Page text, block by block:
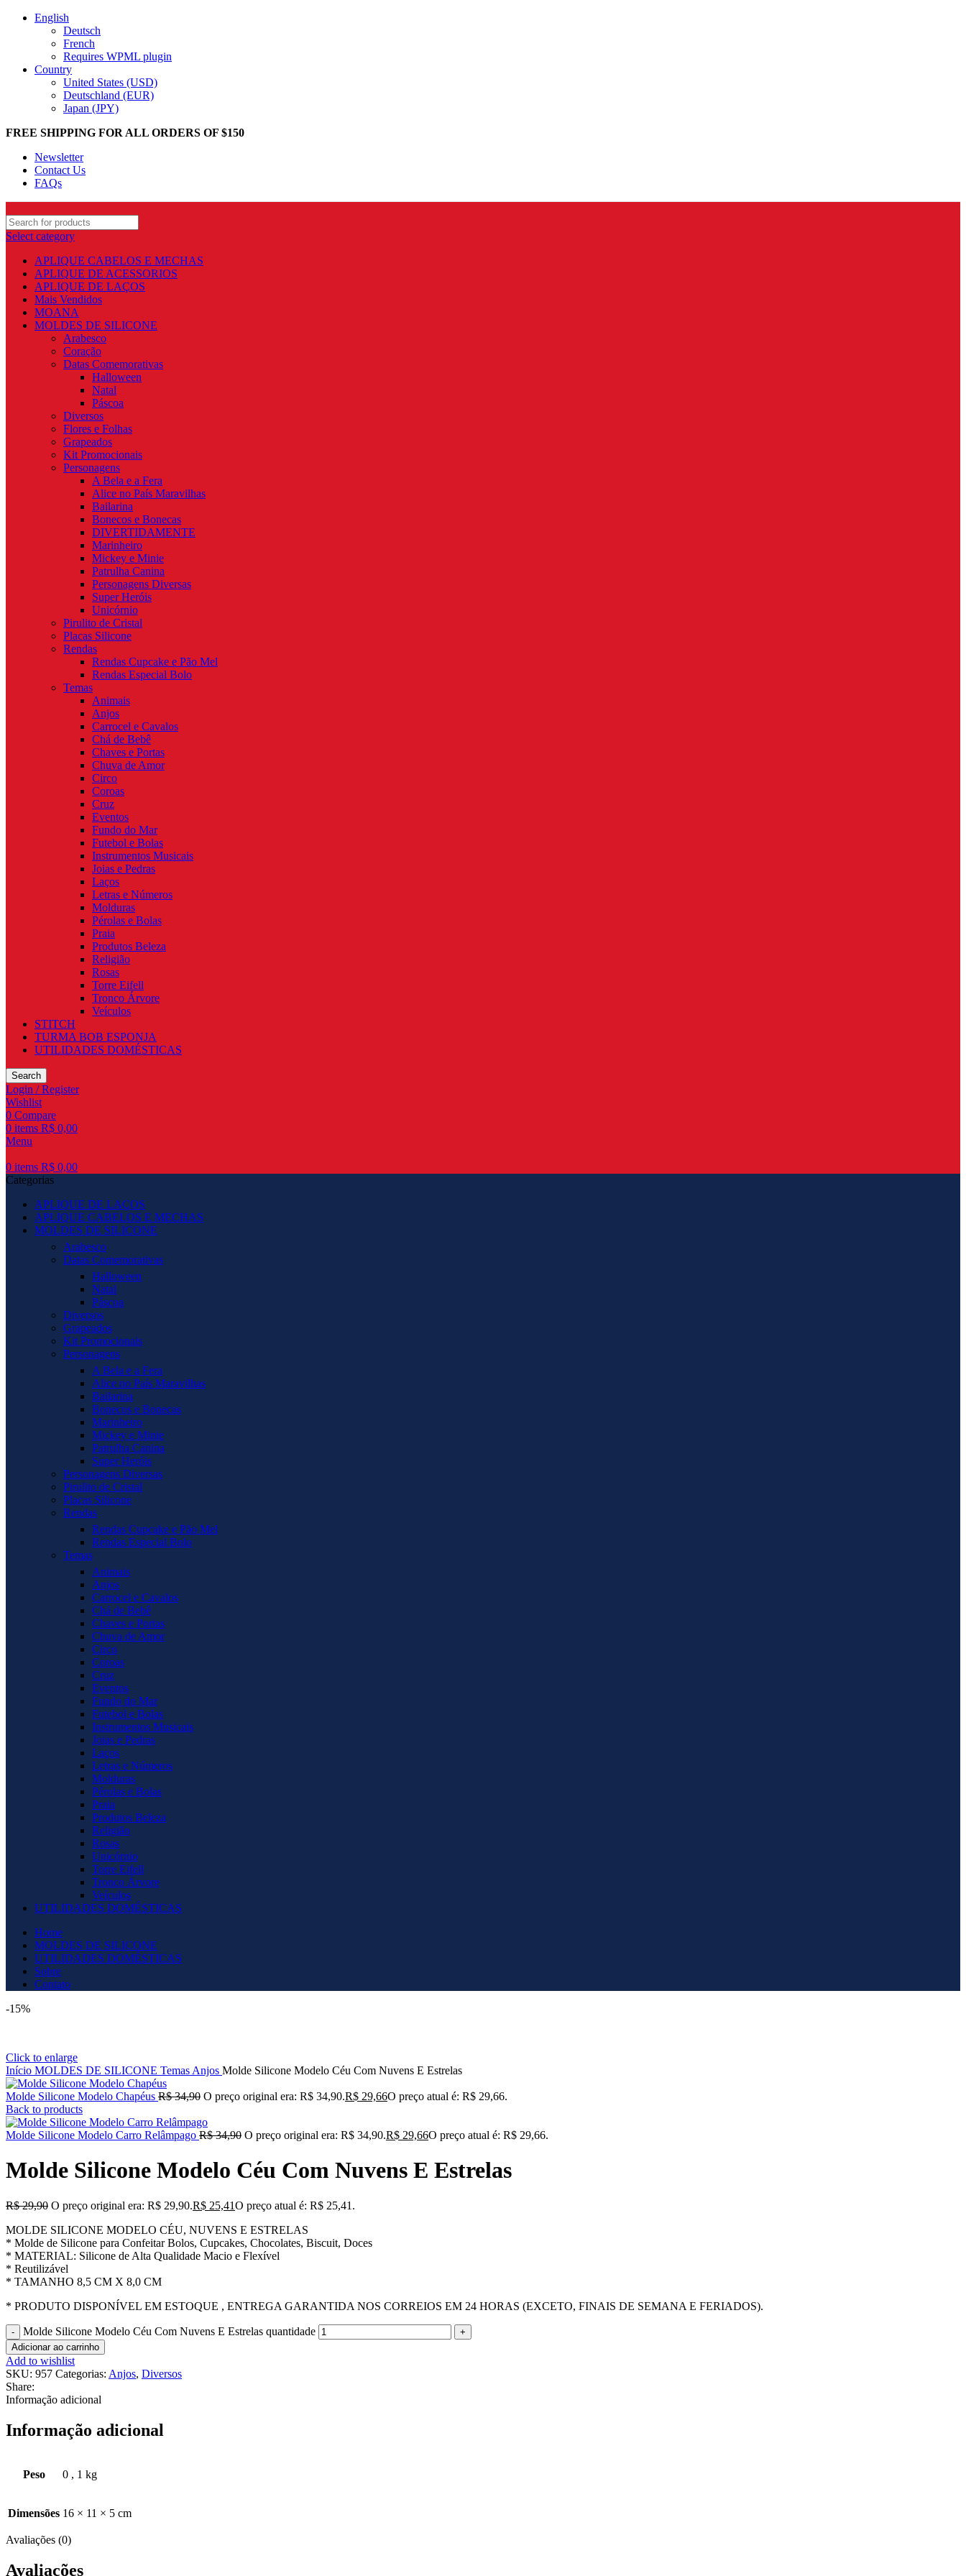
English
Deutsch
French
Requires WPML plugin
Country
United States (USD)
Deutschland (EUR)
Japan (JPY)
FREE SHIPPING FOR ALL ORDERS OF $150
Newsletter
Contact Us
FAQs
Select category
APLIQUE CABELOS E MECHAS
APLIQUE DE ACESSORIOS
APLIQUE DE LAÇOS
Mais Vendidos
MOANA
MOLDES DE SILICONE
Arabesco
Coração
Datas Comemorativas
Halloween
Natal
Páscoa
Diversos
Flores e Folhas
Grapeados
Kit Promocionais
Personagens
A Bela e a Fera
Alice no País Maravilhas
Bailarina
Bonecos e Bonecas
DIVERTIDAMENTE
Marinheiro
Mickey e Minie
Patrulha Canina
Personagens Diversas
Super Heróis
Unicórnio
Pirulito de Cristal
Placas Silicone
Rendas
Rendas Cupcake e Pão Mel
Rendas Especial Bolo
Temas
Animais
Anjos
Carrocel e Cavalos
Chá de Bebê
Chaves e Portas
Chuva de Amor
Circo
Coroas
Cruz
Eventos
Fundo do Mar
Futebol e Bolas
Instrumentos Musicais
Joias e Pedras
Laços
Letras e Números
Molduras
Pérolas e Bolas
Praia
Produtos Beleza
Religião
Rosas
Torre Eifell
Tronco Árvore
Veículos
STITCH
TURMA BOB ESPONJA
UTILIDADES DOMÉSTICAS
Search
Login / Register
Wishlist
0 Compare
0 items R$ 0,00
Menu
0 items R$ 0,00
Categorias
APLIQUE DE LAÇOS
APLIQUE CABELOS E MECHAS
MOLDES DE SILICONE
Arabesco
Datas Comemorativas
Halloween
Natal
Páscoa
Diversos
Grapeados
Kit Promocionais
Personagens
A Bela e a Fera
Alice no País Maravilhas
Bailarina
Bonecos e Bonecas
Marinheiro
Mickey e Minie
Patrulha Canina
Super Heróis
Personagens Diversas
Pirulito de Cristal
Placas Silicone
Rendas
Rendas Cupcake e Pão Mel
Rendas Especial Bolo
Temas
Animais
Anjos
Carrocel e Cavalos
Chá de Bebê
Chaves e Portas
Chuva de Amor
Circo
Coroas
Cruz
Eventos
Fundo do Mar
Futebol e Bolas
Instrumentos Musicais
Joias e Pedras
Laços
Letras e Números
Molduras
Pérolas e Bolas
Praia
Produtos Beleza
Religião
Rosas
Unicórnio
Torre Eifell
Tronco Árvore
Veículos
UTILIDADES DOMÉSTICAS
Home
MOLDES DE SILICONE
UTILIDADES DOMÉSTICAS
Sobre
Contato
-15%
Click to enlarge
Início MOLDES DE SILICONE Temas Anjos Molde Silicone Modelo Céu Com Nuvens E Estrelas
Molde Silicone Modelo Chapéus R$34,90 O preço original era: R$ 34,90.R$ 29,66O preço atual é: R$ 29,66.
Back to products
Molde Silicone Modelo Carro Relâmpago R$34,90 O preço original era: R$ 34,90.R$ 29,66O preço atual é: R$ 29,66.
Molde Silicone Modelo Céu Com Nuvens E Estrelas
R$29,90 O preço original era: R$ 29,90.R$ 25,41O preço atual é: R$ 25,41.
MOLDE SILICONE MODELO CÉU, NUVENS E ESTRELAS
* Molde de Silicone para Confeitar Bolos, Cupcakes, Chocolates, Biscuit, Doces
* MATERIAL: Silicone de Alta Qualidade Macio e Flexível
* Reutilizável
* TAMANHO 8,5 CM X 8,0 CM
* PRODUTO DISPONÍVEL EM ESTOQUE , ENTREGA GARANTIDA NOS CORREIOS EM 24 HORAS (EXCETO, FINAIS DE SEMANA E FERIADOS).
Molde Silicone Modelo Céu Com Nuvens E Estrelas quantidade
Adicionar ao carrinho
Add to wishlist
SKU: 957 Categorias: Anjos, Diversos
Share:
Informação adicional
Informação adicional
Peso 0 , 1 kg
Dimensões 16 × 11 × 5 cm
Avaliações (0)
Avaliações